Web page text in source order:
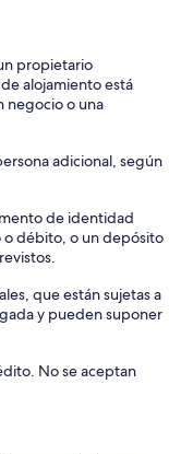
propietario
alojamiento está
negocio o una
adicional, según
de identidad
o débito, o un depósito
que están sujetas a
y pueden suponer
No se aceptan